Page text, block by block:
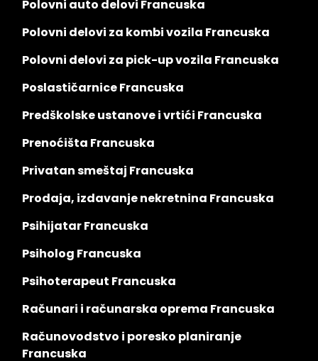
Polovni auto delovi Francuska
Polovni delovi za kombi vozila Francuska
Polovni delovi za pick-up vozila Francuska
Poslastičarnice Francuska
Predškolske ustanove i vrtići Francuska
Prenoćišta Francuska
Privatan smeštaj Francuska
Prodaja, izdavanje nekretnina Francuska
Psihijatar Francuska
Psiholog Francuska
Psihoterapeut Francuska
Računari i računarska oprema Francuska
Računovodstvo i poresko planiranje
Francuska